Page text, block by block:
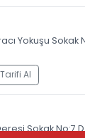
Yokuşu Sokak
Al
Sokak No:7